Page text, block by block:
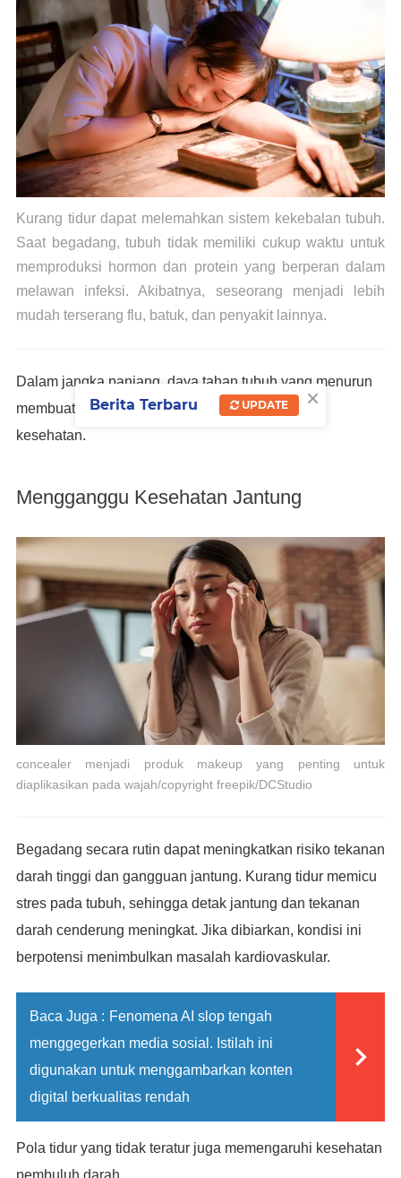
Kurang tidur dapat melemahkan sistem kekebalan tubuh.
Saat begadang, tubuh tidak memiliki cukup waktu untuk
memproduksi hormon dan protein yang berperan dalam
melawan infeksi. Akibatnya, seseorang menjadi lebih
mudah terserang flu, batuk, dan penyakit lainnya.
Dalam jangka panjang, daya tahan tubuh yang menurun
membuat tubuh lebih rentan terhadap gangguan
kesehatan.
Mengganggu Kesehatan Jantung
concealer menjadi produk makeup yang penting untuk
diaplikasikan pada wajah/copyright freepik/DCStudio
Begadang secara rutin dapat meningkatkan risiko tekanan
darah tinggi dan gangguan jantung. Kurang tidur memicu
stres pada tubuh, sehingga detak jantung dan tekanan
darah cenderung meningkat. Jika dibiarkan, kondisi ini
berpotensi menimbulkan masalah kardiovaskular.
Baca Juga : Fenomena AI slop tengah
menggegerkan media sosial. Istilah ini
digunakan untuk menggambarkan konten
digital berkualitas rendah
Pola tidur yang tidak teratur juga memengaruhi kesehatan
pembuluh darah.
×
Berita Terbaru UPDATE